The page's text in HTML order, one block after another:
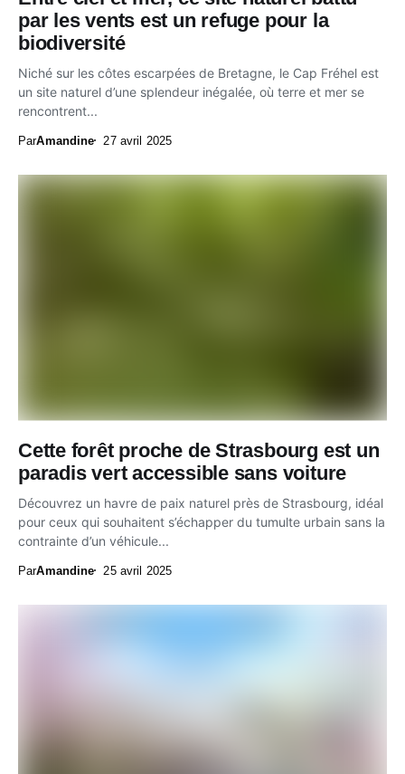
par les vents est un refuge pour la
biodiversité
Niché sur les côtes escarpées de Bretagne, le Cap Fréhel est
un site naturel d’une splendeur inégalée, où terre et mer se
rencontrent...
ParAmandine 27 avril 2025
Cette forêt proche de Strasbourg est un
paradis vert accessible sans voiture
Découvrez un havre de paix naturel près de Strasbourg, idéal
pour ceux qui souhaitent s’échapper du tumulte urbain sans la
contrainte d’un véhicule...
ParAmandine 25 avril 2025